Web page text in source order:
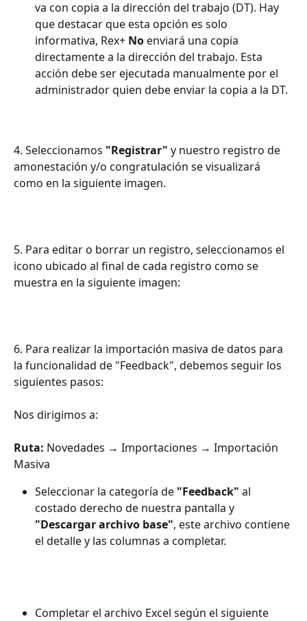
va con copia a la dirección del trabajo (DT). Hay
que destacar que esta opción es solo
informativa, Rex+ No enviará una copia
directamente a la dirección del trabajo. Esta
acción debe ser ejecutada manualmente por el
administrador quien debe enviar la copia a la DT.
4. Seleccionamos "Registrar" y nuestro registro de
amonestación y/o congratulación se visualizará
como en la siguiente imagen.
5. Para editar o borrar un registro, seleccionamos el
icono ubicado al final de cada registro como se
muestra en la siguiente imagen:
6. Para realizar la importación masiva de datos para
la funcionalidad de "Feedback", debemos seguir los
siguientes pasos:
Nos dirigimos a:
Ruta: Novedades → Importaciones → Importación
Masiva
Seleccionar la categoría de "Feedback" al
costado derecho de nuestra pantalla y
"Descargar archivo base", este archivo contiene
el detalle y las columnas a completar.
Completar el archivo Excel según el siguiente